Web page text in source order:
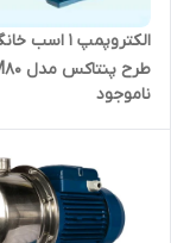
الکتروپمپ ۱
طرح پنتاکس مدل PM80
ناموجود